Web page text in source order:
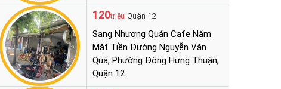
120triệu Quận 12
Sang Nhượng Quán Cafe Nằm
Mặt Tiền Đường Nguyễn Văn
Quá, Phường Đông Hưng Thuận,
Quận 12.